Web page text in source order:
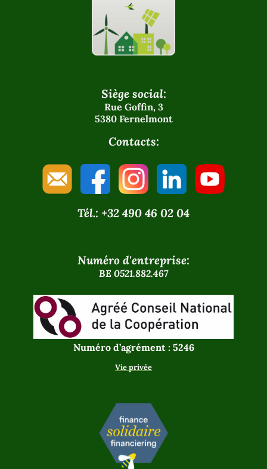
Siège social:
Rue Goffin, 3
5380 Fernelmont
Contacts:
Tél.: +32 490 46 02 04
Numéro d'entreprise:
BE 0521.882.467
Numéro d’agrément : 5246
Vie privée